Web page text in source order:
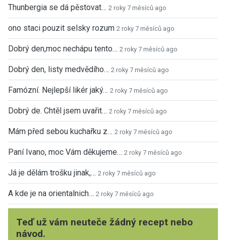
Thunbergia se dá pěstovat… 2 roky 7 měsíců ago
ono staci pouzit selsky rozum 2 roky 7 měsíců ago
Dobrý den,moc nechápu tento… 2 roky 7 měsíců ago
Dobrý den, listy medvědího… 2 roky 7 měsíců ago
Famózní. Nejlepší likér jaký… 2 roky 7 měsíců ago
Dobrý de. Chtěl jsem uvařit… 2 roky 7 měsíců ago
Mám před sebou kuchařku z… 2 roky 7 měsíců ago
Paní Ivano, moc Vám děkujeme… 2 roky 7 měsíců ago
Já je dělám trošku jinak,… 2 roky 7 měsíců ago
A kde je na orientalnich… 2 roky 7 měsíců ago
Teď už vám neuteče žádný recept nebo
návod.